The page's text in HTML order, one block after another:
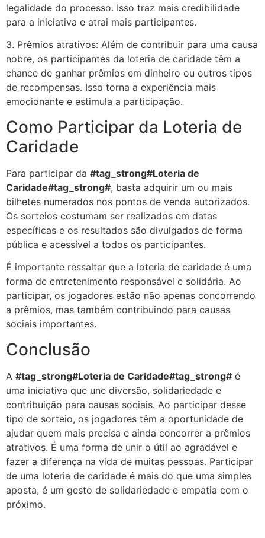
legalidade do processo. Isso traz mais credibilidade
para a iniciativa e atrai mais participantes.
3. Prêmios atrativos: Além de contribuir para uma causa
nobre, os participantes da loteria de caridade têm a
chance de ganhar prêmios em dinheiro ou outros tipos
de recompensas. Isso torna a experiência mais
emocionante e estimula a participação.
Como Participar da Loteria de
Caridade
Para participar da #tag_strong#Loteria de
Caridade#tag_strong#, basta adquirir um ou mais
bilhetes numerados nos pontos de venda autorizados.
Os sorteios costumam ser realizados em datas
específicas e os resultados são divulgados de forma
pública e acessível a todos os participantes.
É importante ressaltar que a loteria de caridade é uma
forma de entretenimento responsável e solidária. Ao
participar, os jogadores estão não apenas concorrendo
a prêmios, mas também contribuindo para causas
sociais importantes.
Conclusão
A #tag_strong#Loteria de Caridade#tag_strong# é
uma iniciativa que une diversão, solidariedade e
contribuição para causas sociais. Ao participar desse
tipo de sorteio, os jogadores têm a oportunidade de
ajudar quem mais precisa e ainda concorrer a prêmios
atrativos. É uma forma de unir o útil ao agradável e
fazer a diferença na vida de muitas pessoas. Participar
de uma loteria de caridade é mais do que uma simples
aposta, é um gesto de solidariedade e empatia com o
próximo.